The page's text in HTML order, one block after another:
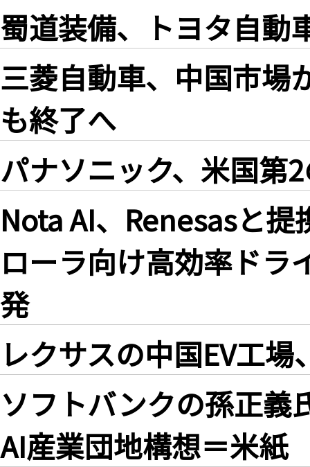
蜀道装備、トヨタ自動
三菱自動車、中国市
も終了へ
パナソニック、米国第
Nota AI、Renesasと
ローラ向け高効率ドラ
発
レクサスの中国EV工
ソフトバンクの孫正義
AI産業団地構想＝米紙